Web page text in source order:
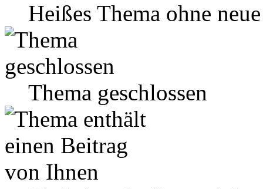
Heißes Thema ohne
Thema geschlossen